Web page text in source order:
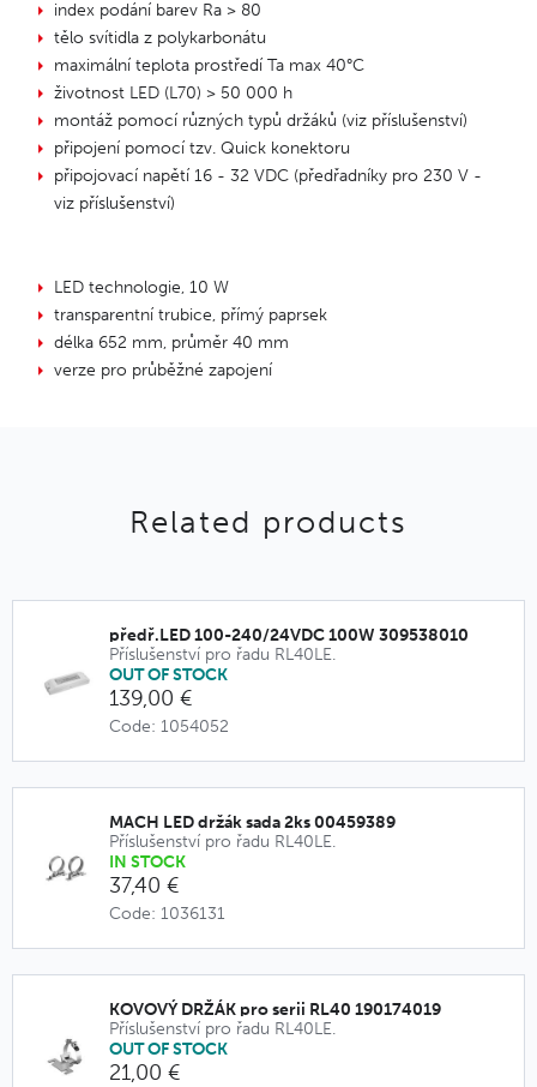
index podání barev Ra > 80
tělo svítidla z polykarbonátu
maximální teplota prostředí Ta max 40°C
životnost LED (L70) > 50 000 h
montáž pomocí různých typů držáků (viz příslušenství)
připojení pomocí tzv. Quick konektoru
připojovací napětí 16 - 32 VDC (předřadníky pro 230 V -
viz příslušenství)
LED technologie, 10 W
transparentní trubice, přímý paprsek
délka 652 mm, průměr 40 mm
verze pro průběžné zapojení
Related products
předř.LED 100-240/24VDC 100W 309538010
Příslušenství pro řadu RL40LE.
OUT OF STOCK
139,00 €
Code: 1054052
MACH LED držák sada 2ks 00459389
Příslušenství pro řadu RL40LE.
IN STOCK
37,40 €
Code: 1036131
KOVOVÝ DRŽÁK pro serii RL40 190174019
Příslušenství pro řadu RL40LE.
OUT OF STOCK
21,00 €